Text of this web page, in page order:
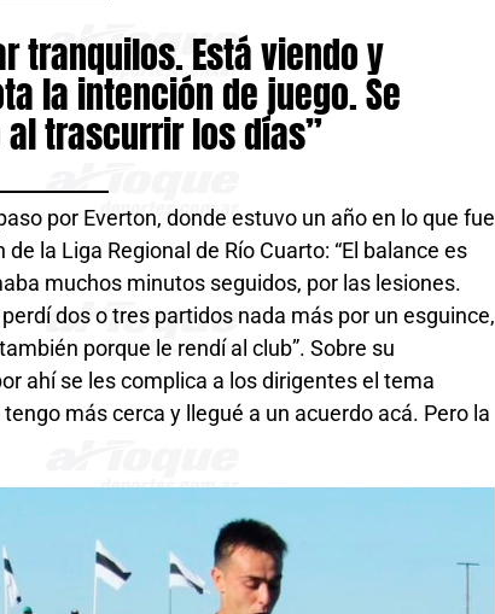
tranquilos. Está viendo y
la intención de juego. Se
trascurrir los días”
por Everton, donde estuvo un año en lo que fue
la Liga Regional de Río Cuarto: “El balance es
muchos minutos seguidos, por las lesiones.
dos o tres partidos nada más por un esguince,
porque le rendí al club”. Sobre su
ahí se les complica a los dirigentes el tema
más cerca y llegué a un acuerdo acá. Pero la